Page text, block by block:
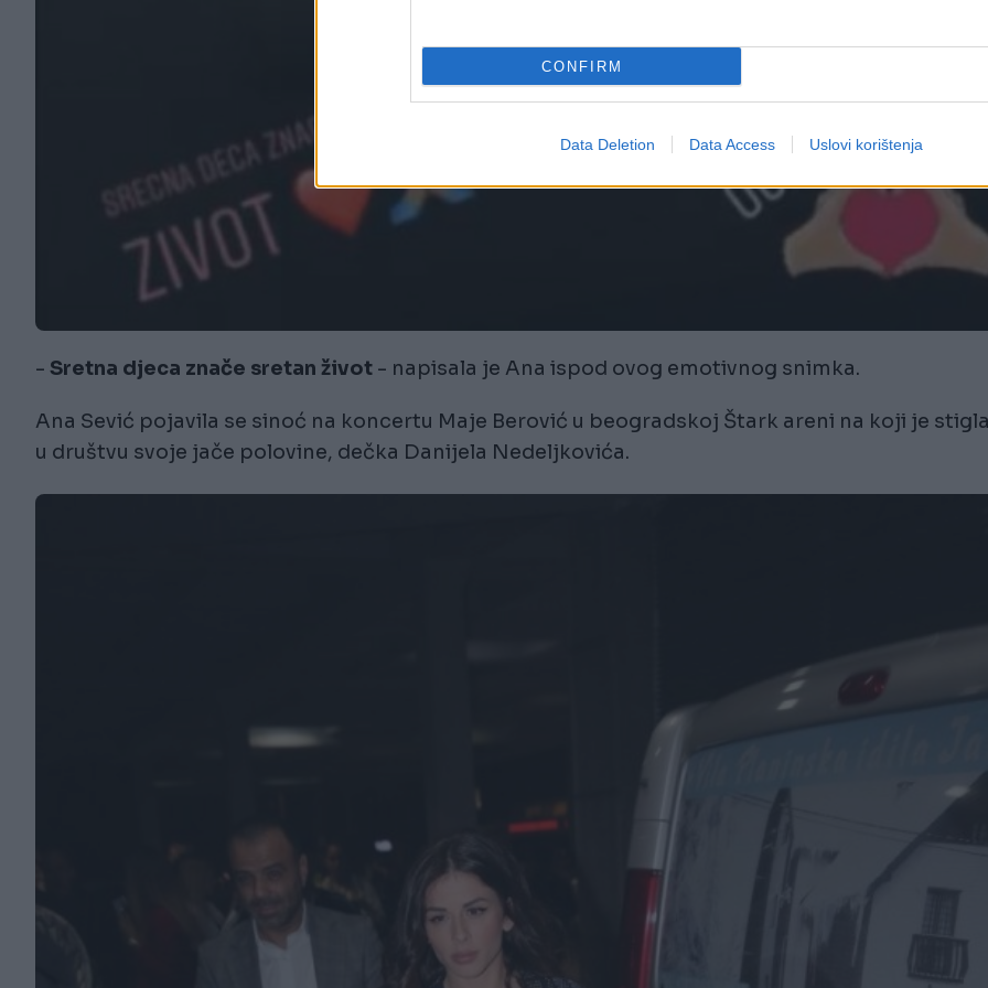
CONFIRM
Data Deletion Data Access Uslovi korištenja
- Sretna djeca znače sretan život - napisala je Ana ispod ovog emotivnog snimka.
Ana Sević pojavila se sinoć na koncertu Maje Berović u beogradskoj Štark areni na koji je
u društvu svoje jače polovine, dečka Danijela Nedeljkovića.